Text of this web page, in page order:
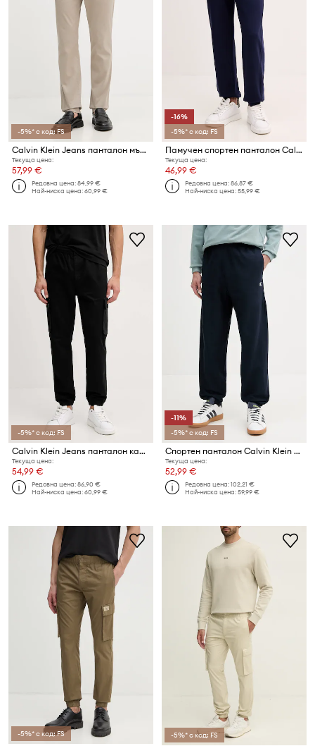
-5%* с код: FS
Calvin Klein Jeans панталон мъжки
Текуща цена:
57,99 €
Редовна цена:84,99 €
Най-ниска цена:60,99 €
-16%
-5%* с код: FS
Памучен спортен панталон Calvin Klein Jeans
Текуща цена:
46,99 €
Редовна цена:86,87 €
Най-ниска цена:55,99 €
-5%* с код: FS
Calvin Klein Jeans панталон карго мъжки от памук с еластан
Текуща цена:
54,99 €
Редовна цена:86,90 €
Най-ниска цена:60,99 €
-11%
-5%* с код: FS
Спортен панталон Calvin Klein Jeans
Текуща цена:
52,99 €
Редовна цена:102,21 €
Най-ниска цена:59,99 €
-5%* с код: FS -5%* с код: FS